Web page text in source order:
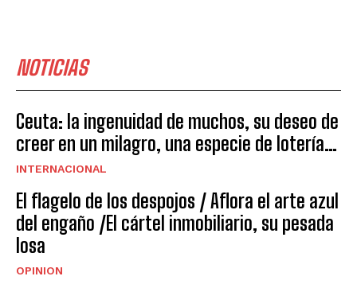
NOTICIAS
Ceuta: la ingenuidad de muchos, su deseo de
creer en un milagro, una especie de lotería…
INTERNACIONAL
El flagelo de los despojos / Aflora el arte azul
del engaño /El cártel inmobiliario, su pesada
losa
OPINION